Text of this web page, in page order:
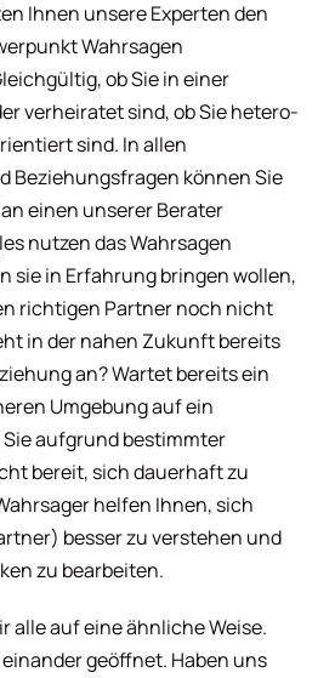
Ihnen unsere Experten den
Wahrsagen
ob Sie in einer
verheiratet sind, ob Sie hetero-
sind. In allen
Beziehungsfragen können Sie
einen unserer Berater
nutzen das Wahrsagen
sie in Erfahrung bringen wollen,
richtigen Partner noch nicht
in der nahen Zukunft bereits
an? Wartet bereits ein
Umgebung auf ein
aufgrund bestimmter
bereit, sich dauerhaft zu
helfen Ihnen, sich
besser zu verstehen und
zu bearbeiten.
alle auf eine ähnliche Weise.
geöffnet. Haben uns